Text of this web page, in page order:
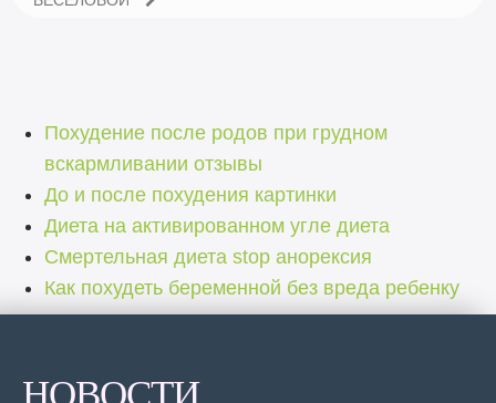
Похудение после родов при грудном
вскармливании отзывы
До и после похудения картинки
Диета на активированном угле диета
Смертельная диета stop анорексия
Как похудеть беременной без вреда ребенку
НОВОСТИ